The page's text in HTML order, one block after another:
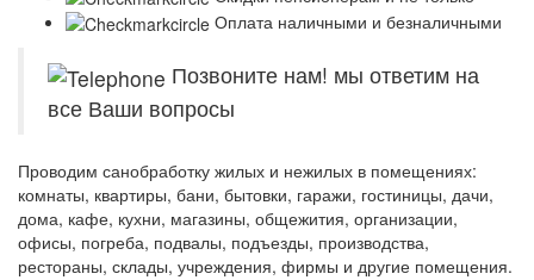
Оплата наличными и безналичными
Позвоните нам! мы ответим на
все Ваши вопросы
Проводим санобработку жилых и нежилых в помещениях:
комнаты, квартиры, бани, бытовки, гаражи, гостиницы, дачи,
дома, кафе, кухни, магазины, общежития, организации,
офисы, погреба, подвалы, подъезды, производства,
рестораны, склады, учреждения, фирмы и другие помещения.